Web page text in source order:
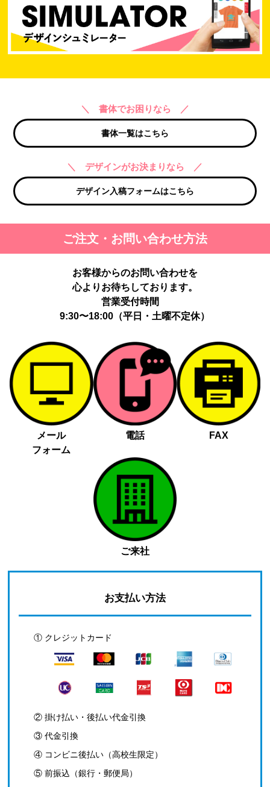
＼ 書体でお困りなら ／
書体一覧はこちら
＼ デザインがお決まりなら ／
デザイン入稿フォームはこちら
ご注文・お問い合わせ方法
お客様からのお問い合わせを
心よりお待ちしております。
営業受付時間
9:30〜18:00（平日・土曜不定休）
メール
フォーム
電話 FAX
ご来社
お支払い方法
① クレジットカード
② 掛け払い・後払い代金引換
③ 代金引換
④ コンビニ後払い（高校生限定）
⑤ 前振込（銀行・郵便局）